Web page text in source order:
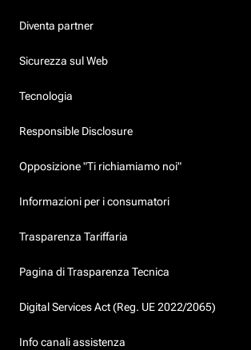
Diventa partner
Sicurezza sul Web
Tecnologia
Responsible Disclosure
Opposizione "Ti richiamiamo noi"
Informazioni per i consumatori
Trasparenza Tariffaria
Pagina di Trasparenza Tecnica
Digital Services Act (Reg. UE 2022/2065)
Info canali assistenza